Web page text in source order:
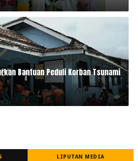
Bantuan Peduli Korban Tsunami
LIPUTAN MEDIA